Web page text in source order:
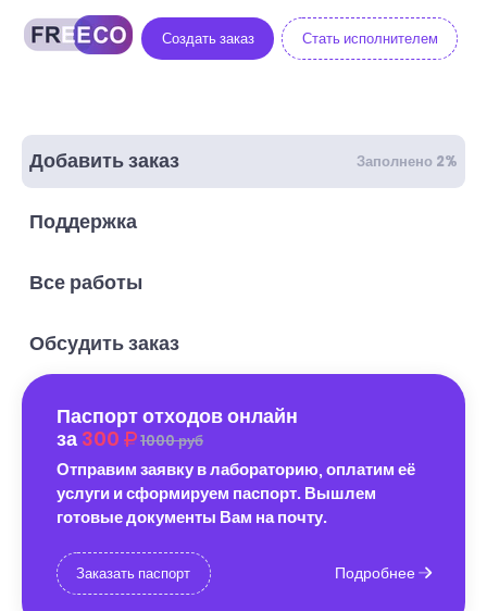
Создать заказ Стать исполнителем
Добавить заказ Заполнено 2%
Поддержка
Все работы
Обсудить заказ
Паспорт отходов онлайн
за 300 1000 руб
Отправим заявку в лабораторию, оплатим её
услуги и сформируем паспорт. Вышлем
готовые документы Вам на почту.
Заказать паспорт Подробнее